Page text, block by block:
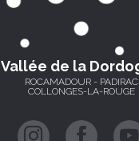
Vallée de la
ROCAMADOUR - PADIRAC
COLLONGES-LA-ROUGE